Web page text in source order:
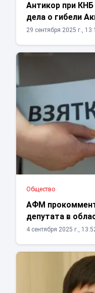
Антикор при КНБ
дела о гибели
29 сентября 2025 г.,
Общество
АФМ
депутата в
4 сентября 2025 г.,